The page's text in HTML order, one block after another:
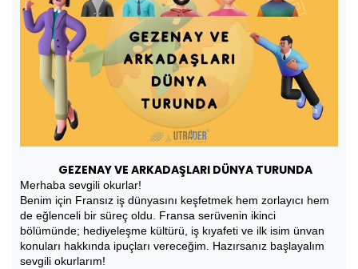
GEZENAY VE ARKADAŞLARI DÜNYA TURUNDA
Merhaba sevgili okurlar!
Benim için Fransız iş dünyasını keşfetmek hem zorlayıcı hem
de eğlenceli bir süreç oldu. Fransa serüvenin ikinci
bölümünde; hediyeleşme kültürü, iş kıyafeti ve ilk isim ünvan
konuları hakkında ipuçları vereceğim. Hazırsanız başlayalım
sevgili okurlarım!